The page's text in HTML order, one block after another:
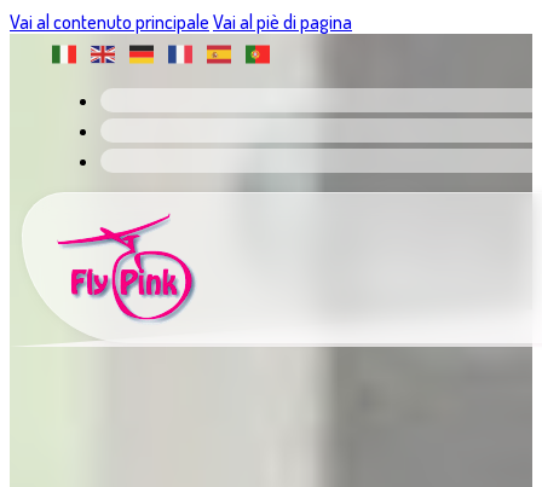
Vai al contenuto principale Vai al piè di pagina